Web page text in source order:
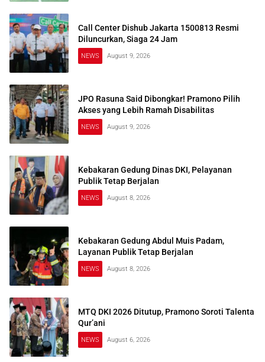
Call Center Dishub Jakarta 1500813 Resmi
Diluncurkan, Siaga 24 Jam
NEWS August 9, 2026
JPO Rasuna Said Dibongkar! Pramono Pilih
Akses yang Lebih Ramah Disabilitas
NEWS August 9, 2026
Kebakaran Gedung Dinas DKI, Pelayanan
Publik Tetap Berjalan
NEWS August 8, 2026
Kebakaran Gedung Abdul Muis Padam,
Layanan Publik Tetap Berjalan
NEWS August 8, 2026
MTQ DKI 2026 Ditutup, Pramono Soroti Talenta
Qur’ani
NEWS August 6, 2026